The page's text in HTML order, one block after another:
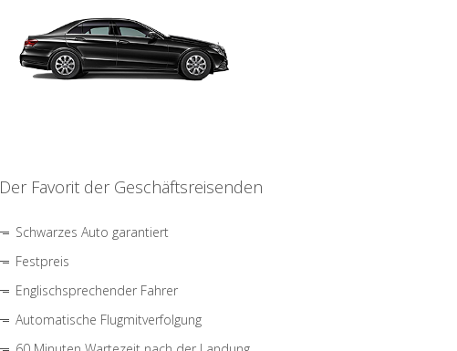
Der Favorit der Geschäftsreisenden
Schwarzes Auto garantiert
Festpreis
Englischsprechender Fahrer
Automatische Flugmitverfolgung